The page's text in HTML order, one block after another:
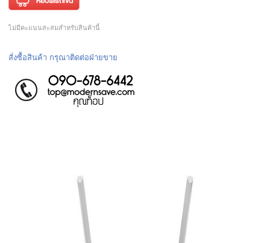
ไม่มีคะแนนสะสมสำหรับสินค้านี้
สั่งซื้อสินค้า กรุณาติดต่อฝ่ายขาย